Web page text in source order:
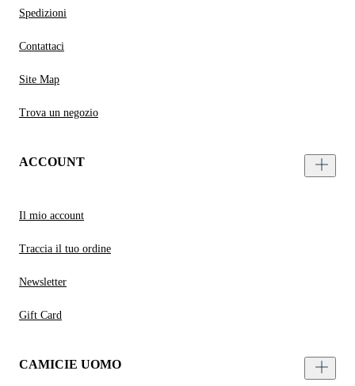
Spedizioni
Contattaci
Site Map
Trova un negozio
ACCOUNT
Il mio account
Traccia il tuo ordine
Newsletter
Gift Card
CAMICIE UOMO